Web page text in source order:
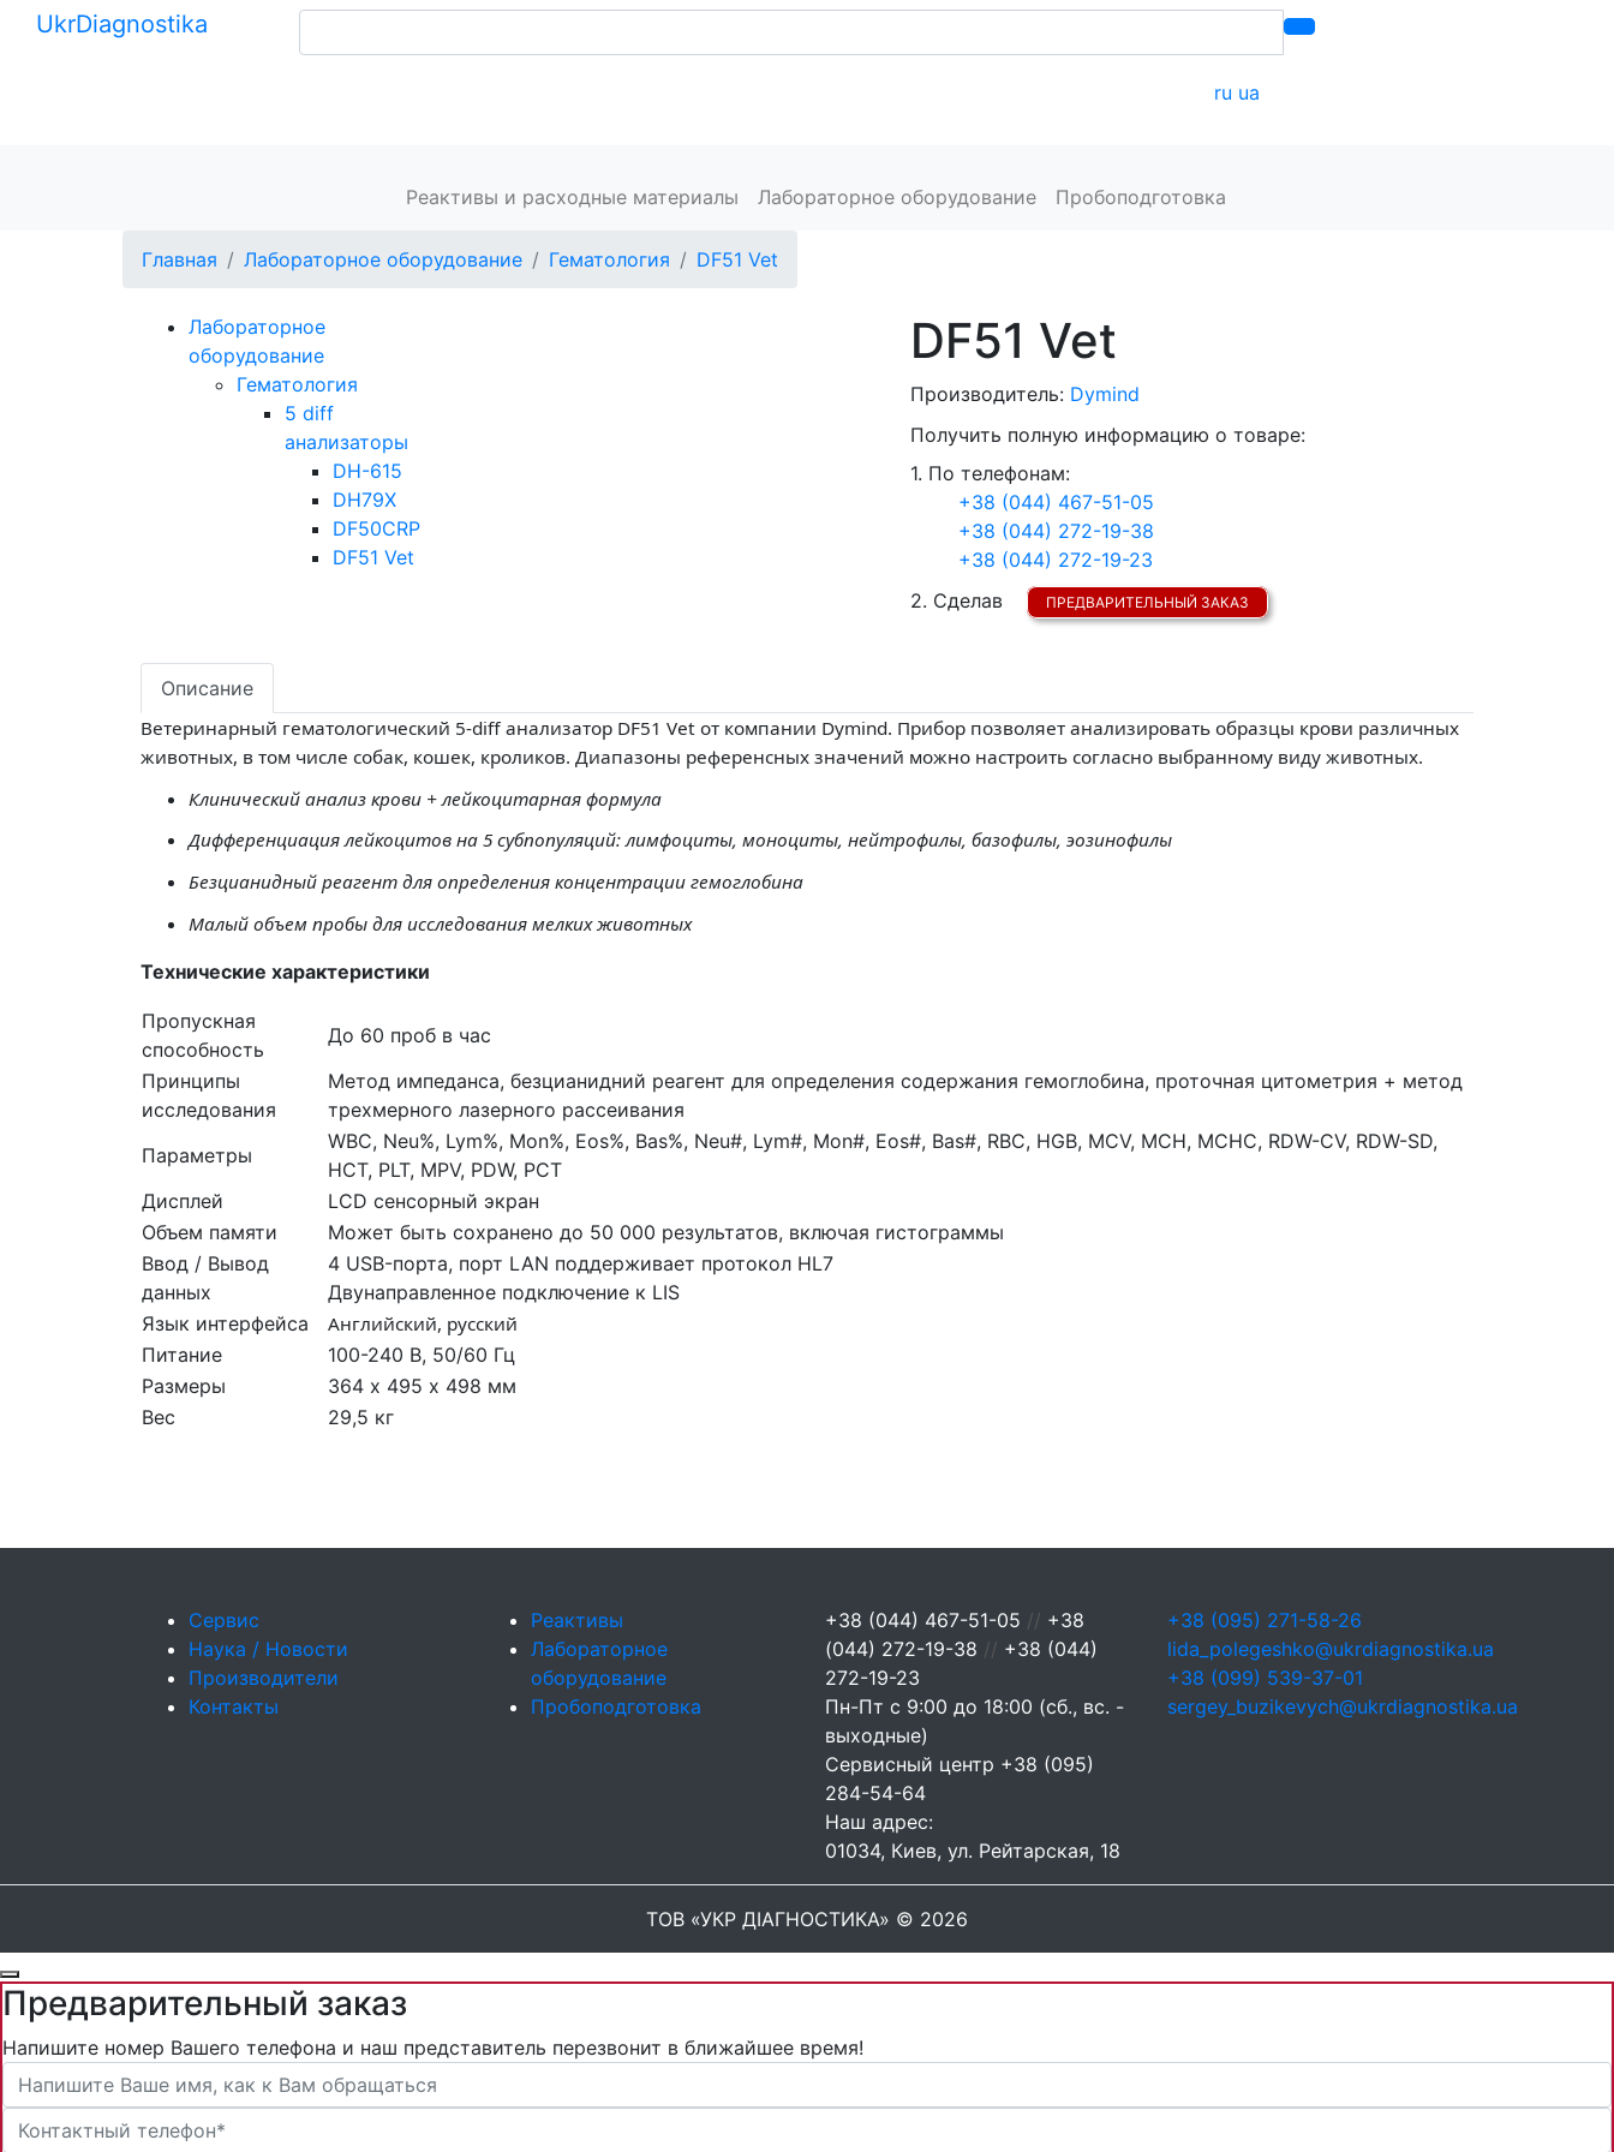
UkrDiagnostika
ru ua
Реактивы и расходные материалы Лабораторное оборудование Пробоподготовка
Главная Лабораторное оборудование Гематология DF51 Vet
Лабораторное
оборудование
Гематология
5 diff
анализаторы
DH-615
DH79Х
DF50CRP
DF51 Vet
DF51 Vet
Производитель: Dymind
Получить полную информацию о товаре:
1. По телефонам:
+38 (044) 467-51-05
+38 (044) 272-19-38
+38 (044) 272-19-23
2. Сделав
ПРЕДВАРИТЕЛЬНЫЙ ЗАКАЗ
Описание
Ветеринарный гематологический 5-diff анализатор DF51 Vet от компании Dymind. Прибор позволяет анализировать образцы крови различных
животных, в том числе собак, кошек, кроликов. Диапазоны референсных значений можно настроить согласно выбранному виду животных.
Клинический анализ крови + лейкоцитарная формула
Дифференциация лейкоцитов на 5 субпопуляций: лимфоциты, моноциты, нейтрофилы, базофилы, эозинофилы
Безцианидный реагент для определения концентрации гемоглобина
Малый объем пробы для исследования мелких животных
Технические характеристики
Пропускная
способность
До 60 проб в час
Принципы
исследования
Метод импеданса, безцианидний реагент для определения содержания гемоглобина, проточная цитометрия + метод
трехмерного лазерного рассеивания
Параметры
WBC, Neu%, Lym%, Mon%, Eos%, Bas%, Neu#, Lym#, Mon#, Eos#, Bas#, RBC, HGB, MCV, MCH, MCHC, RDW-CV, RDW-SD,
HCT, PLT, MPV, PDW, PCT
Дисплей
LCD сенсорный экран
Объем памяти
Может быть сохранено до 50 000 результатов, включая гистограммы
Ввод / Вывод
данных
4 USB-порта, порт LAN поддерживает протокол HL7
Двунаправленное подключение к LIS
Язык интерфейса
Английский, русский
Питание
100-240 В, 50/60 Гц
Размеры
364 х 495 х 498 мм
Вес
29,5 кг
Сервис
Наука / Новости
Производители
Контакты
Реактивы
Лабораторное
оборудование
Пробоподготовка
+38 (044) 467-51-05 // +38
(044) 272-19-38 // +38 (044)
272-19-23
Пн-Пт с 9:00 до 18:00 (сб., вс. -
выходные)
Сервисный центр +38 (095)
284-54-64
Наш адрес:
01034, Киев, ул. Рейтарская, 18
+38 (095) 271-58-26
lida_polegeshko@ukrdiagnostika.ua
+38 (099) 539-37-01
sergey_buzikevych@ukrdiagnostika.ua
ТОВ «УКР ДІАГНОСТИКА» © 2026
Предварительный заказ
Напишите номер Вашего телефона и наш представитель перезвонит в ближайшее время!